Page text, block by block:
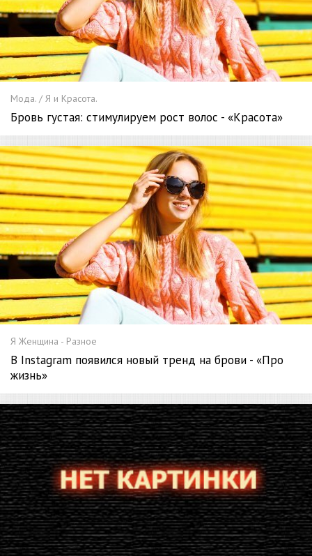
Мода. / Я и Красота.
Бровь густая: стимулируем рост волос - «Красота»
Я Женщина - Разное
В Instagram появился новый тренд на брови - «Про
жизнь»